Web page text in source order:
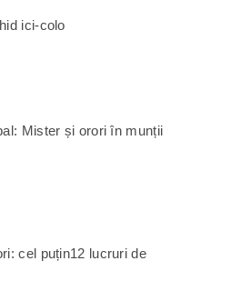
ici-colo
Mister și orori în munții
cel puțin12 lucruri de